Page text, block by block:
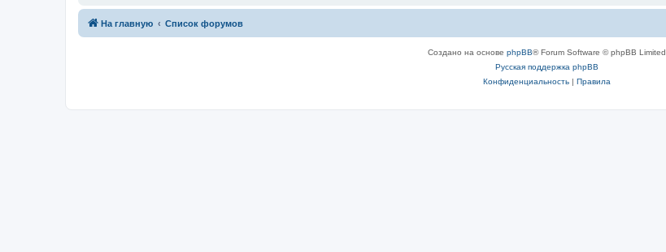
На главную Список форумов
Создано на основе phpBB® Forum Software © phpBB Limited
Русская поддержка phpBB
Конфиденциальность| Правила